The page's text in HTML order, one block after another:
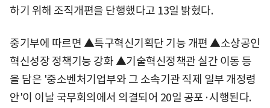
하기 위해 조직개편을 단행했다고 13일 밝혔다.
중기부에 따르면 ▲특구혁신기획단 기능 개편 ▲소상공인
혁신성장 정책기능 강화 ▲기술혁신정책관 실간 이동 등
을 담은 '중소벤처기업부와 그 소속기관 직제 일부 개정령
안'이 이날 국무회의에서 의결되어 20일 공포·시행된다.